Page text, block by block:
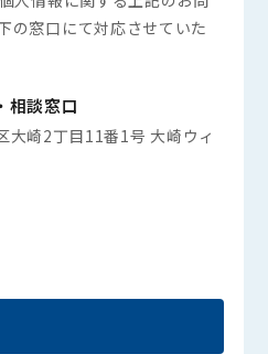
の窓口にて対応させていた
相談窓口
崎2丁目11番1号 大崎ウィ